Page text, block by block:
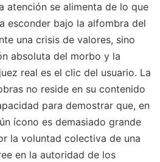
atención se alimenta de lo que
esconder bajo la alfombra del
una crisis de valores, sino
absoluta del morbo y la
real es el clic del usuario. La
no reside en su contenido
para demostrar que, en
ícono es demasiado grande
la voluntad colectiva de una
en la autoridad de los